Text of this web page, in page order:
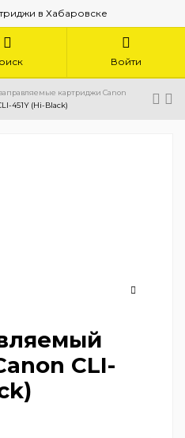
Войти
картриджи Canon
451Y (Hi-Black)
CLI-